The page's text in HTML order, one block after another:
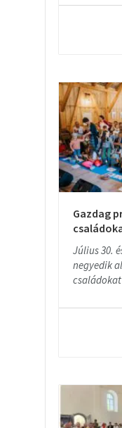
Gazdag
Július 30.
negyedik